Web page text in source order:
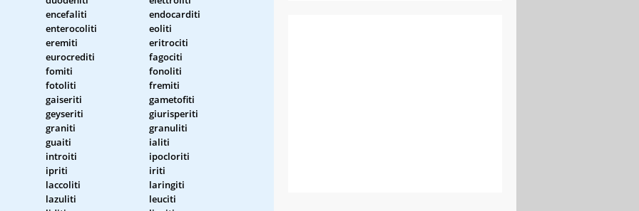
encefaliti
endocarditi
enterocoliti
eoliti
eremiti
eritrociti
eurocrediti
fagociti
fomiti
fonoliti
fotoliti
fremiti
gaiseriti
gametofiti
geyseriti
giurisperiti
graniti
granuliti
guaiti
ialiti
introiti
ipocloriti
ipriti
iriti
laccoliti
laringiti
lazuliti
leuciti